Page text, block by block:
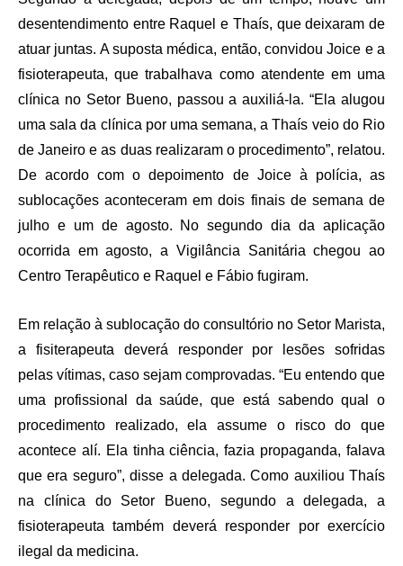
desentendimento entre Raquel e Thaís, que deixaram de
atuar juntas. A suposta médica, então, convidou Joice e a
fisioterapeuta, que trabalhava como atendente em uma
clínica no Setor Bueno, passou a auxiliá-la. “Ela alugou
uma sala da clínica por uma semana, a Thaís veio do Rio
de Janeiro e as duas realizaram o procedimento”, relatou.
De acordo com o depoimento de Joice à polícia, as
sublocações aconteceram em dois finais de semana de
julho e um de agosto. No segundo dia da aplicação
ocorrida em agosto, a Vigilância Sanitária chegou ao
Centro Terapêutico e Raquel e Fábio fugiram.
Em relação à sublocação do consultório no Setor Marista,
a fisiterapeuta deverá responder por lesões sofridas
pelas vítimas, caso sejam comprovadas. “Eu entendo que
uma profissional da saúde, que está sabendo qual o
procedimento realizado, ela assume o risco do que
acontece alí. Ela tinha ciência, fazia propaganda, falava
que era seguro”, disse a delegada. Como auxiliou Thaís
na clínica do Setor Bueno, segundo a delegada, a
fisioterapeuta também deverá responder por exercício
ilegal da medicina.